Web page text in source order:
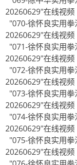
20260629"在线视频
"070-徐怀良实用
20260629"在线视频
"071-徐怀良实用
20260629"在线视频
"072-徐怀良实用
20260629"在线视频
"073-徐怀良实用
20260629"在线视频
"074-徐怀良实用
20260629"在线视频
"075-徐怀良实用
20260629"在线视频